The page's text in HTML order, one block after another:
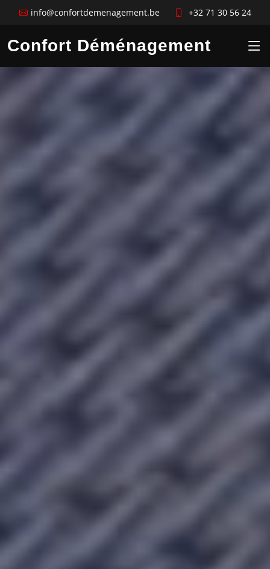
info@confortdemenagement.be +32 71 30 56 24
Confort Déménagement